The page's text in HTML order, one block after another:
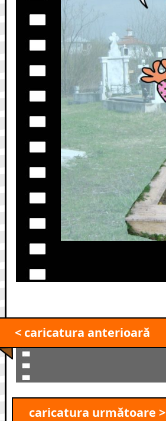
< caricatura anterioară
caricatura următoare >